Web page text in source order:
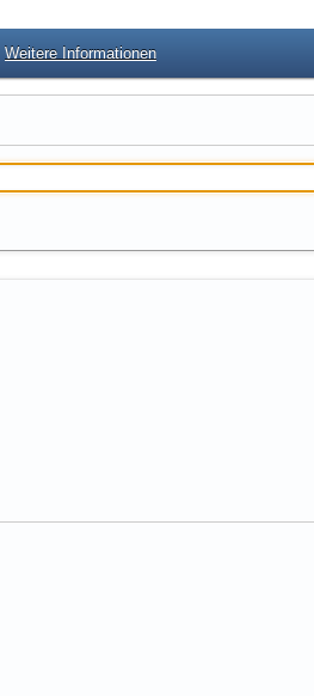
Weitere Informationen